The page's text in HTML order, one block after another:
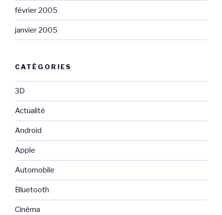
février 2005
janvier 2005
CATÉGORIES
3D
Actualité
Android
Apple
Automobile
Bluetooth
Cinéma